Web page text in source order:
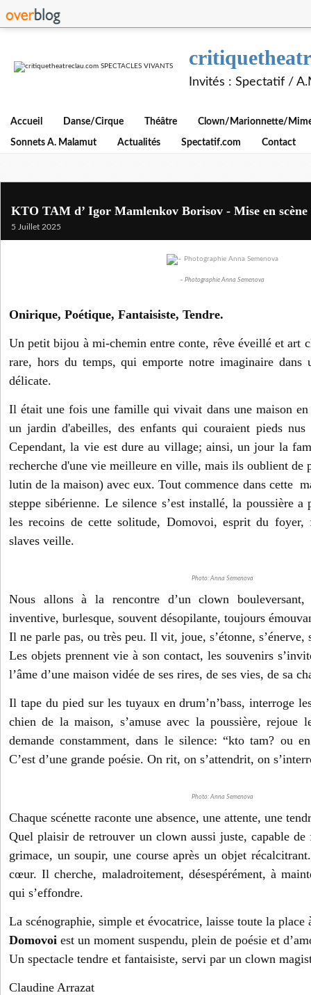
Invités : Spectatif /
Accueil Danse/Cirque Théâtre Clown/Marionnette/
Sonnets A. Malamut Actualités Spectatif.com Contact
KTO TAM d’ Igor Mamlenkov Borisov - Mise en
5 Juillet 2025
– Photographie Anna Semenova
Onirique, Poétique, Fantaisiste, Tendre.
Un petit bijou à mi-chemin entre conte, rêve éveillé et art
rare, hors du temps, qui emporte notre imaginaire dans
délicate.
Il était une fois une famille qui vivait dans une maison en
un jardin d'abeilles, des enfants qui couraient pieds
Cependant, la vie est dure au village; ainsi, un jour la
recherche d'une vie meilleure en ville, mais ils oublient de
lutin de la maison) avec eux. Tout commence dans cette
steppe sibérienne. Le silence s’est installé, la poussière a
les recoins de cette solitude, Domovoi, esprit du foyer,
slaves veille.
Photo: Anna Semenova
Nous allons à la rencontre d’un clown
inventive, burlesque, souvent désopilante, toujours
Il ne parle pas, ou très peu. Il vit, joue, s’étonne, s’énerve,
Les objets prennent vie à son contact, les souvenirs
l’âme d’une maison vidée de ses rires, de ses vies, de sa
Il tape du pied sur les tuyaux en drum’n’bass, interroge
chien de la maison, s’amuse avec la poussière, rejoue
demande constamment, dans le silence: “kto tam? ou
C’est d’une grande poésie. On rit, on s’attendrit, on
Photo: Anna Semenova
Chaque scénette raconte une absence, une attente, une
Quel plaisir de retrouver un clown aussi juste, capable
grimace, un soupir, une course après un objet
cœur. Il cherche, maladroitement, désespérément, à
qui s’effondre.
La scénographie, simple et évocatrice, laisse toute la place
Domovoi est un moment suspendu, plein de poésie et
Un spectacle tendre et fantaisiste, servi par un clown
Claudine Arrazat